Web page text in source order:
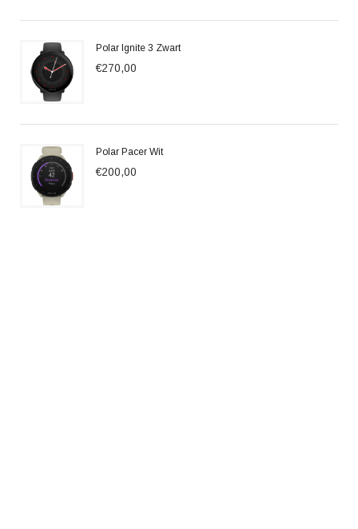
Polar Ignite 3 Zwart
€270,00
Polar Pacer Wit
€200,00